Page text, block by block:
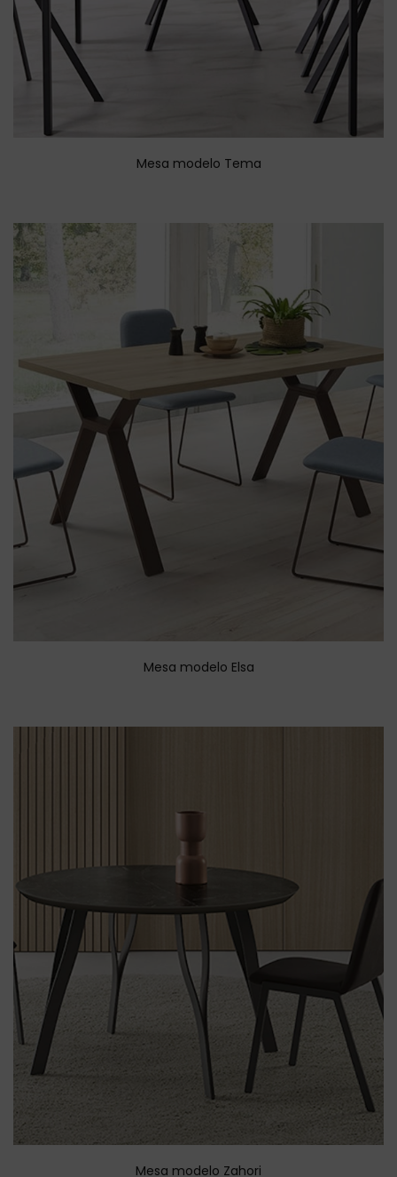
Mesa modelo Tema
Mesa modelo Elsa
Mesa modelo Zahori